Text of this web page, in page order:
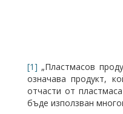
[1] „Пластмасов
означава продукт,
отчасти от
бъде използван